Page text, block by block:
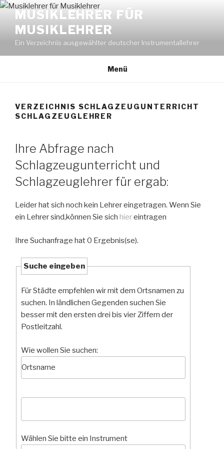
Zum
Inhalt
springen
MUSIKLEHRER FÜR
MUSIKLEHRER
Ein Verzeichnis ausgewählter deutscher Instrumentallehrer
Menü
VERZEICHNIS SCHLAGZEUGUNTERRICHT
SCHLAGZEUGLEHRER
Ihre Abfrage nach
Schlagzeugunterricht und
Schlagzeuglehrer für ergab:
Leider hat sich noch kein Lehrer eingetragen. Wenn Sie
ein Lehrer sind,können Sie sich hiereintragen
Ihre Suchanfrage hat 0 Ergebnis(se).
Suche eingeben
Für Städte empfehlen wir mit dem Ortsnamen zu
suchen. In ländlichen Gegenden suchen Sie
besser mit den ersten drei bis vier Ziffern der
Postleitzahl.
Wie wollen Sie suchen:
Wählen Sie bitte ein Instrument